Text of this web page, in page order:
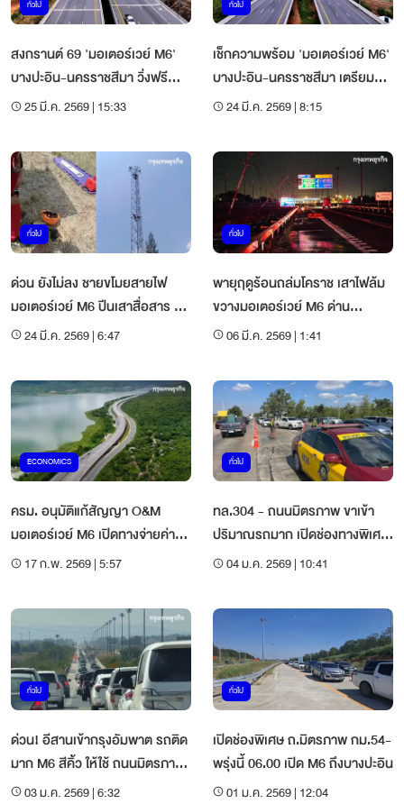
ทั่วไป
สงกรานต์ 69 'มอเตอร์เวย์ M6'
บางปะอิน-นครราชสีมา วิ่งฟรี
ตลอดสาย 10-19 เม.ย.
25 มี.ค. 2569 | 15:33
ทั่วไป
เช็กความพร้อม 'มอเตอร์เวย์ M6'
บางปะอิน-นครราชสีมา เตรียม
เปิดวิ่งยาวรับสงกรานต์ 69
24 มี.ค. 2569 | 8:15
ทั่วไป
ด่วน ยังไม่ลง ชายขโมยสายไฟ
มอเตอร์เวย์ M6 ปีนเสาสื่อสาร หนี
ความผิด
24 มี.ค. 2569 | 6:47
ทั่วไป
พายุฤดูร้อนถล่มโคราช เสาไฟล้ม
ขวางมอเตอร์เวย์ M6 ด่าน
ขามทะเลสอ
06 มี.ค. 2569 | 1:41
ECONOMICS
ครม. อนุมัติแก้สัญญา O&M
มอเตอร์เวย์ M6 เปิดทางจ่ายค่า
ตอบแทนก่อนกำหนด
17 ก.พ. 2569 | 5:57
ทั่วไป
ทล.304 - ถนนมิตรภาพ ขาเข้า
ปริมาณรถมาก เปิดช่องทางพิเศษ
ช่วงโนนสูง
04 ม.ค. 2569 | 10:41
ทั่วไป
ด่วน! อีสานเข้ากรุงอัมพาต รถติด
มาก M6 สีคิ้ว ให้ใช้ ถนนมิตรภาพ
แทน03 ม.ค. 2569 | 6:32
ทั่วไป
เปิดช่องพิเศษ ถ.มิตรภาพ กม.54-
พรุ่งนี้ 06.00 เปิด M6 ถึงบางปะอิน
01 ม.ค. 2569 | 12:04